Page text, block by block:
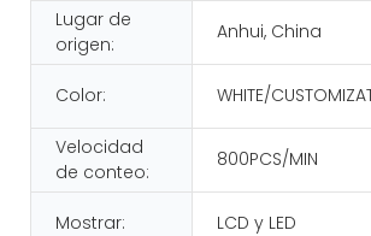
Lugar de
origen:
Anhui, China
Color: WHITE/
Velocidad
de conteo:
800PCS/MIN
Mostrar: LCD y LED